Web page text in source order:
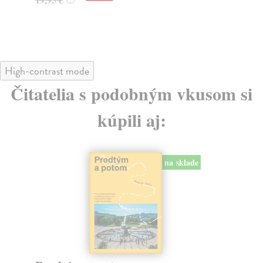
High-contrast mode
Čitatelia s podobným vkusom si
kúpili aj: